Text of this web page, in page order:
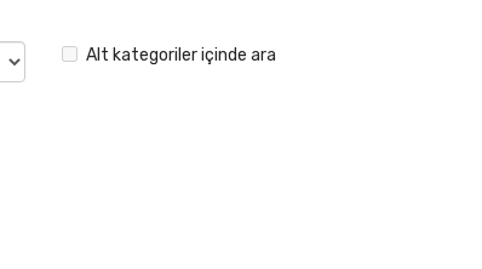
Alt kategoriler içinde ara